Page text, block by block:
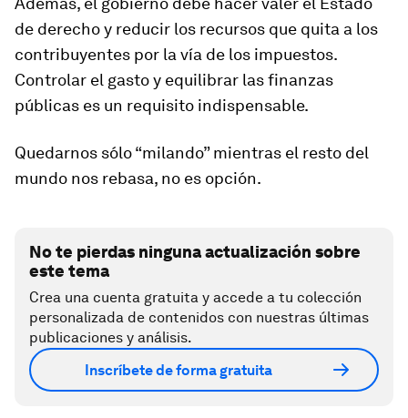
de derecho y reducir los recursos que quita a los
contribuyentes por la vía de los impuestos.
Controlar el gasto y equilibrar las finanzas
públicas es un requisito indispensable.
Quedarnos sólo “milando” mientras el resto del
mundo nos rebasa, no es opción.
No te pierdas ninguna actualización sobre
este tema
Crea una cuenta gratuita y accede a tu colección
personalizada de contenidos con nuestras últimas
publicaciones y análisis.
Inscríbete de forma gratuita